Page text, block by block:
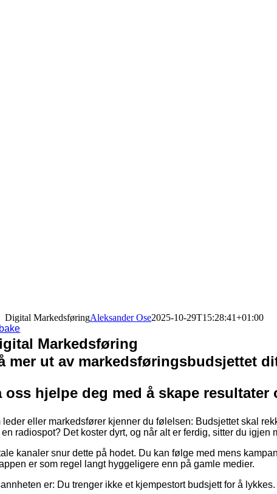
Digital MarkedsføringAleksander Ose2025-10-29T15:28:41+01:00
Markedsføring
mer ut av markedsføringsbudsjettet
oss hjelpe deg med å skape
leder eller markedsfører kjenner du følelsen: Budsjettet skal
radiospot? Det koster dyrt, og når alt er ferdig, sitter du igjen
kanaler snur dette på hodet. Du kan følge med mens
er som regel langt hyggeligere enn på gamle medier.
er: Du trenger ikke et kjempestort budsjett for å